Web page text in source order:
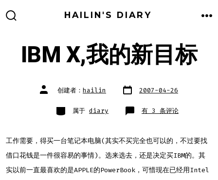
HAILIN'S DIARY
IBM X,我的新目标
文
章 创建者： hailin 文
章
2007-04-26
类
别 属于 diary IBM
X,
目
标
有 3 条评论
工作需要，得买一台笔记本电脑(其实不买完全也可以的，不过要找
借口花钱是一件很容易的事情)。选来选去，还是决定买IBM的。其
实以前一直最喜欢的是APPLE的PowerBook，可惜现在已经用Intel